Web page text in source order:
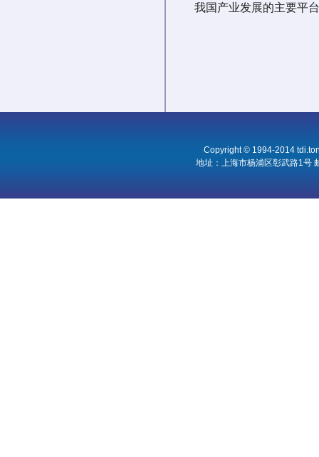
我国产业发展的主要平
Copyright © 1994-2014
地址：上海市杨浦区彰武路1号